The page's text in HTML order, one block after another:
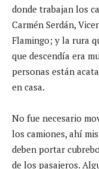
donde trabajan los
Carmén Serdán,
Flamingo; y la rura
que descendía era
personas están
en casa.
No fue necesario
los camiones, ahí
deben portar
de los pasajeros.